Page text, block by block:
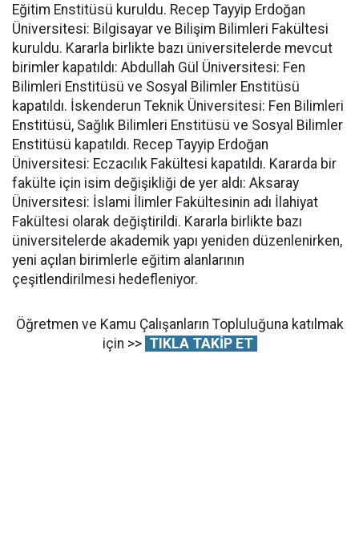
Eğitim Enstitüsü kuruldu. Recep Tayyip Erdoğan
Üniversitesi: Bilgisayar ve Bilişim Bilimleri Fakültesi
kuruldu. Kararla birlikte bazı üniversitelerde mevcut
birimler kapatıldı: Abdullah Gül Üniversitesi: Fen
Bilimleri Enstitüsü ve Sosyal Bilimler Enstitüsü
kapatıldı. İskenderun Teknik Üniversitesi: Fen Bilimleri
Enstitüsü, Sağlık Bilimleri Enstitüsü ve Sosyal Bilimler
Enstitüsü kapatıldı. Recep Tayyip Erdoğan
Üniversitesi: Eczacılık Fakültesi kapatıldı. Kararda bir
fakülte için isim değişikliği de yer aldı: Aksaray
Üniversitesi: İslami İlimler Fakültesinin adı İlahiyat
Fakültesi olarak değiştirildi. Kararla birlikte bazı
üniversitelerde akademik yapı yeniden düzenlenirken,
yeni açılan birimlerle eğitim alanlarının
çeşitlendirilmesi hedefleniyor.
Öğretmen ve Kamu Çalışanların Topluluğuna katılmak
için >> TIKLA TAKİP ET